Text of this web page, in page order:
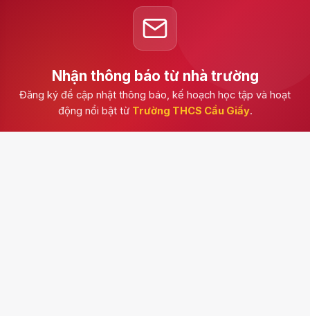
Nhận thông báo từ nhà trường
Đăng ký để cập nhật thông báo, kế hoạch học tập và hoạt
động nổi bật từ Trường THCS Cầu Giấy.